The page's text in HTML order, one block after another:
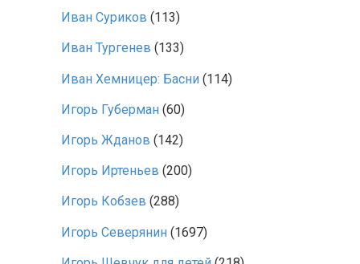
Иван Суриков (113)
Иван Тургенев (133)
Иван Хемницер: Басни (114)
Игорь Губерман (60)
Игорь Жданов (142)
Игорь Иртеньев (200)
Игорь Кобзев (288)
Игорь Северянин (1697)